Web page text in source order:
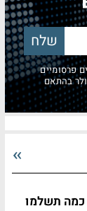
פרסומיים
בהתאם
כמה תשלמו